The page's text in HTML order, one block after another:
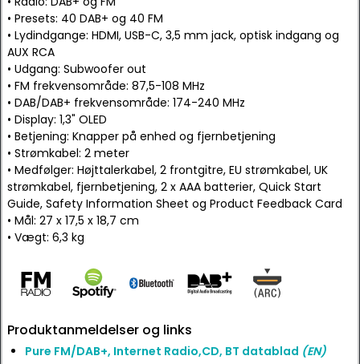
• Presets: 40 DAB+ og 40 FM
• Lydindgange: HDMI, USB-C, 3,5 mm jack, optisk indgang og
AUX RCA
• Udgang: Subwoofer out
• FM frekvensområde: 87,5-108 MHz
• DAB/DAB+ frekvensområde: 174-240 MHz
• Display: 1,3" OLED
• Betjening: Knapper på enhed og fjernbetjening
• Strømkabel: 2 meter
• Medfølger: Højttalerkabel, 2 frontgitre, EU strømkabel, UK
strømkabel, fjernbetjening, 2 x AAA batterier, Quick Start
Guide, Safety Information Sheet og Product Feedback Card
• Mål: 27 x 17,5 x 18,7 cm
• Vægt: 6,3 kg
Produktanmeldelser og links
Pure FM/DAB+, Internet Radio,CD, BT datablad (EN)